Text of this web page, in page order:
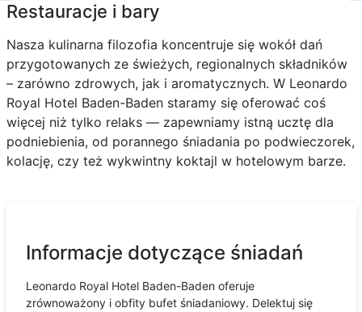
Restauracje i bary
Nasza kulinarna filozofia koncentruje się wokół dań
przygotowanych ze świeżych, regionalnych składników
– zarówno zdrowych, jak i aromatycznych. W Leonardo
Royal Hotel Baden-Baden staramy się oferować coś
więcej niż tylko relaks — zapewniamy istną ucztę dla
podniebienia, od porannego śniadania po podwieczorek,
kolację, czy też wykwintny koktajl w hotelowym barze.
Informacje dotyczące śniadań
Leonardo Royal Hotel Baden-Baden oferuje
zrównoważony i obfity bufet śniadaniowy. Delektuj się